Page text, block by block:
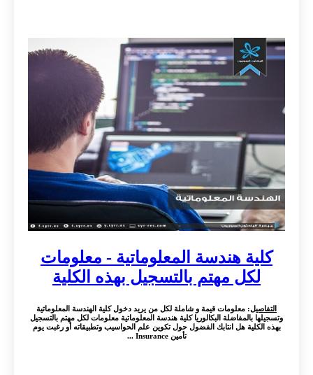
كلية هندسة المعلوماتية - معلومات
لكل مهتم بالتسجيل بهذه الكلية
التفاصيل: معلومات قيمة و شاملة لكل من يريد دخول كلية الهندسة المعلوماتية
وتسجيلها بالمفاضلة البكالوريا كلية هندسة المعلوماتية معلومات لكل مهتم بالتسجيل
بهذه الكلية هل انتابك الفضول حول تكوين علم الحواسيب وتطبيقاته أو رغبت يوم
تأمين Insurance ...